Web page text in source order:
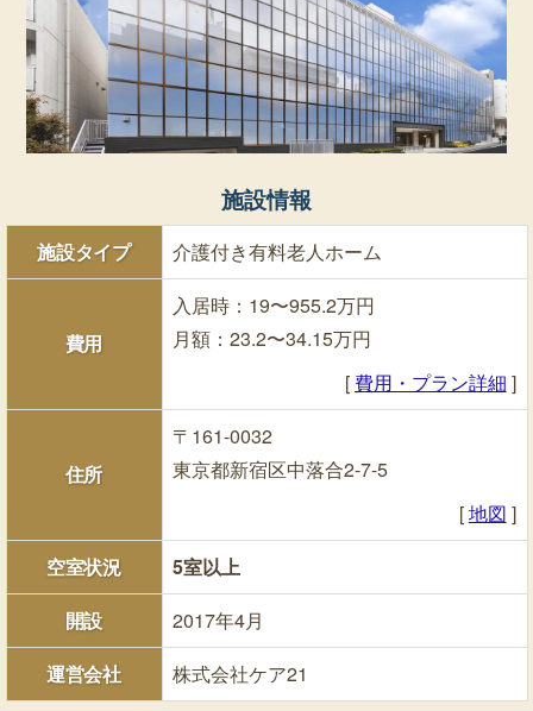
施設情報
施設タイプ 介護付き有料老人ホーム
費用
入居時：19〜955.2万円
月額：23.2〜34.15万円
[ 費用・プラン詳細 ]
住所
〒161-0032
東京都新宿区中落合2-7-5
[地図 ]
空室状況
5室以上
開設
2017年4月
運営会社
株式会社ケア21